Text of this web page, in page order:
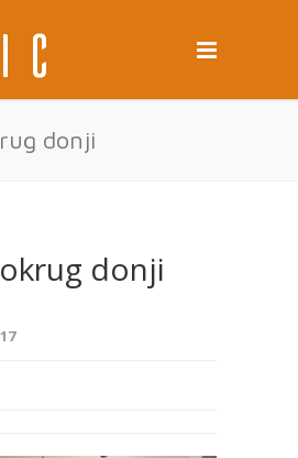
donji
donji